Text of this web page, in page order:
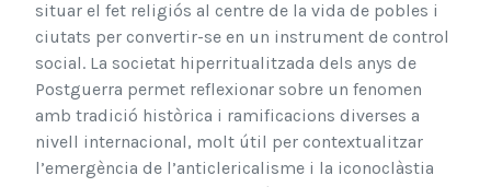
situar el fet religiós al centre de la vida de pobles i
ciutats per convertir-se en un instrument de control
social. La societat hiperritualitzada dels anys de
Postguerra permet reflexionar sobre un fenomen
amb tradició històrica i ramificacions diverses a
nivell internacional, molt útil per contextualitzar
l’emergència de l’anticlericalisme i la iconoclàstia